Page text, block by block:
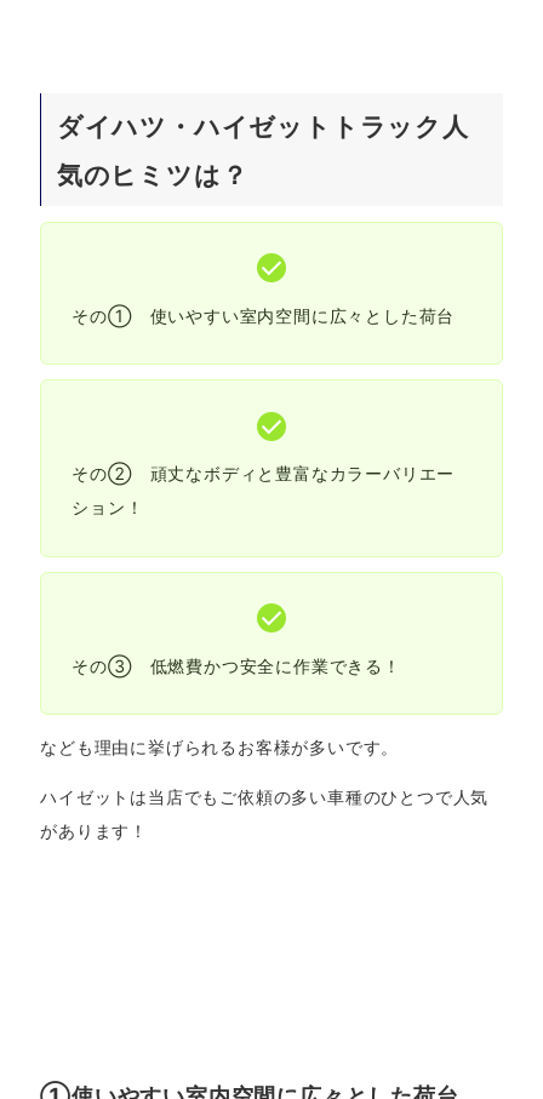
ダイハツ・ハイゼットトラック人
気のヒミツは？
その① 使いやすい室内空間に広々とした荷台
その② 頑丈なボディと豊富なカラーバリエー
ション！
その③ 低燃費かつ安全に作業できる！
なども理由に挙げられるお客様が多いです。
ハイゼットは当店でもご依頼の多い車種のひとつで人気
があります！